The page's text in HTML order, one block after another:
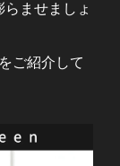
ませましょ
ご紹介して